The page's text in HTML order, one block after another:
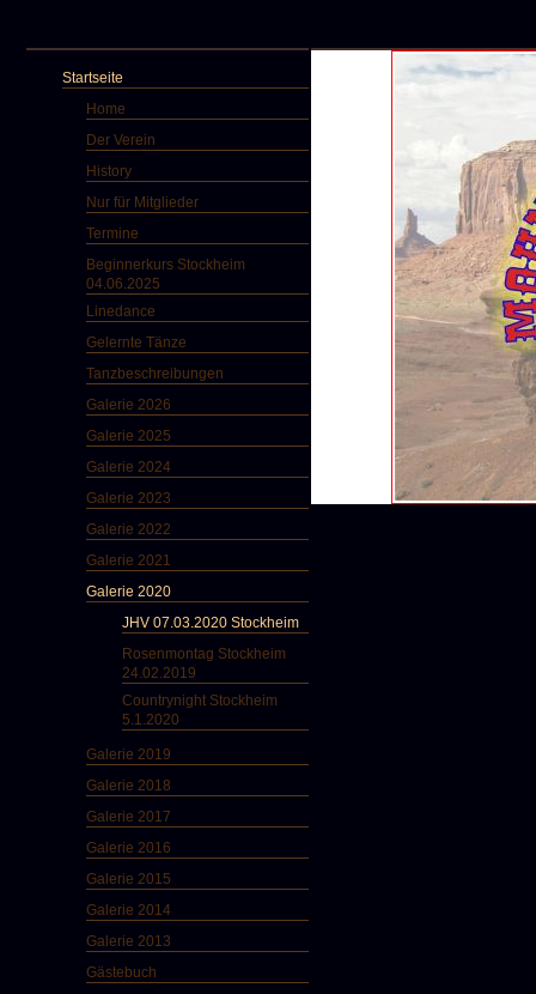
Startseite
Home
Der Verein
History
Nur für Mitglieder
Termine
Beginnerkurs Stockheim
04.06.2025
Linedance
Gelernte Tänze
Tanzbeschreibungen
Galerie 2026
Galerie 2025
Galerie 2024
Galerie 2023
Galerie 2022
Galerie 2021
Galerie 2020
JHV 07.03.2020 Stockheim
Rosenmontag Stockheim
24.02.2019
Countrynight Stockheim
5.1.2020
Galerie 2019
Galerie 2018
Galerie 2017
Galerie 2016
Galerie 2015
Galerie 2014
Galerie 2013
Gästebuch